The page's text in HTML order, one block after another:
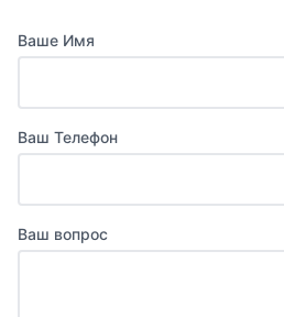
Ваше Имя
Ваш Телефон
Ваш вопрос